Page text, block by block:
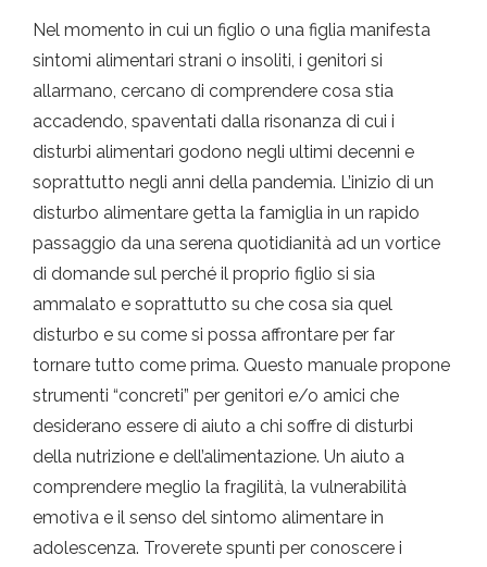
Nel momento in cui un figlio o una figlia manifesta
sintomi alimentari strani o insoliti, i genitori si
allarmano, cercano di comprendere cosa stia
accadendo, spaventati dalla risonanza di cui i
disturbi alimentari godono negli ultimi decenni e
soprattutto negli anni della pandemia. L’inizio di un
disturbo alimentare getta la famiglia in un rapido
passaggio da una serena quotidianità ad un vortice
di domande sul perché il proprio figlio si sia
ammalato e soprattutto su che cosa sia quel
disturbo e su come si possa affrontare per far
tornare tutto come prima. Questo manuale propone
strumenti “concreti” per genitori e/o amici che
desiderano essere di aiuto a chi soffre di disturbi
della nutrizione e dell’alimentazione. Un aiuto a
comprendere meglio la fragilità, la vulnerabilità
emotiva e il senso del sintomo alimentare in
adolescenza. Troverete spunti per conoscere i